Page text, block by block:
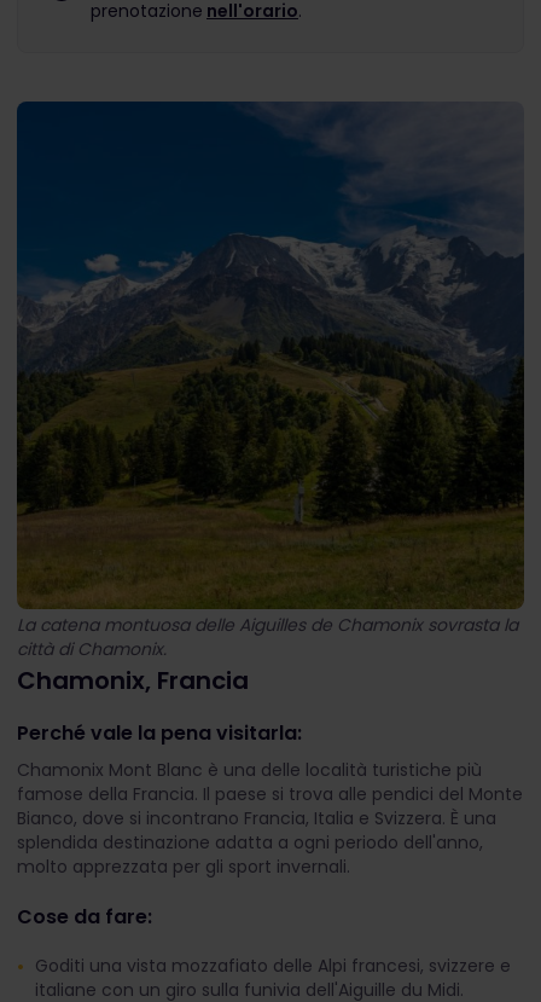
prenotazione nell'orario.
La catena montuosa delle Aiguilles de Chamonix sovrasta la
città di Chamonix.
Chamonix, Francia
Perché vale la pena visitarla:
Chamonix Mont Blanc è una delle località turistiche più
famose della Francia. Il paese si trova alle pendici del Monte
Bianco, dove si incontrano Francia, Italia e Svizzera. È una
splendida destinazione adatta a ogni periodo dell'anno,
molto apprezzata per gli sport invernali.
Cose da fare:
Goditi una vista mozzafiato delle Alpi francesi, svizzere e
italiane con un giro sulla funivia dell'Aiguille du Midi.